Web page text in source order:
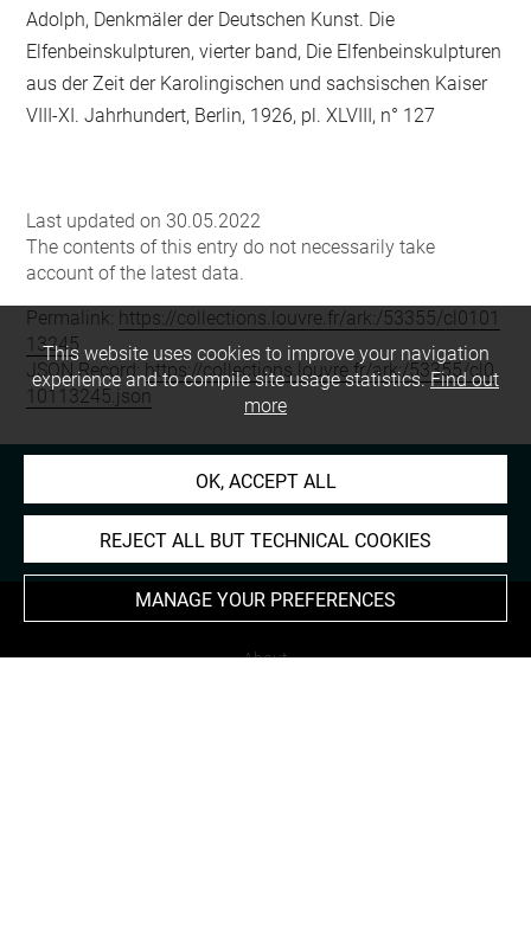
Adolph, Denkmäler der Deutschen Kunst. Die
Elfenbeinskulpturen, vierter band, Die Elfenbeinskulpturen
aus der Zeit der Karolingischen und sachsischen Kaiser
VIII-XI. Jahrhundert, Berlin, 1926, pl. XLVIII, n° 127
Last updated on 30.05.2022
The contents of this entry do not necessarily take
account of the latest data.
Permalink: https://collections.louvre.fr/ark:/53355/cl0101
13245
JSON Record:https://collections.louvre.fr/ark:/53355/cl0
10113245.json
About
This website uses cookies to improve your navigation
experience and to compile site usage statistics.Find out
more
OK, ACCEPT ALL
REJECT ALL BUT TECHNICAL COOKIES
MANAGE YOUR PREFERENCES